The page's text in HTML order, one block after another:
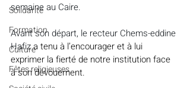
Solidarité
Formation
Culture
Fêtes religieuses
semaine au Caire.
Avant son départ, le recteur Chems-eddine
Hafiz a tenu à l’encourager et à lui
exprimer la fierté de notre institution face
à son dévouement.